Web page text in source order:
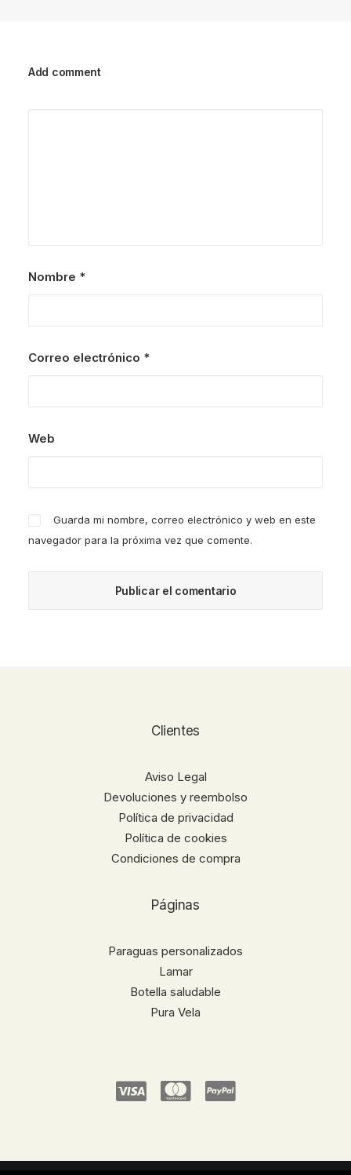
Add comment
Nombre *
Correo electrónico *
Web
Guarda mi nombre, correo electrónico y web en este
navegador para la próxima vez que comente.
Clientes
Aviso Legal
Devoluciones y reembolso
Política de privacidad
Política de cookies
Condiciones de compra
Páginas
Paraguas personalizados
Lamar
Botella saludable
Pura Vela